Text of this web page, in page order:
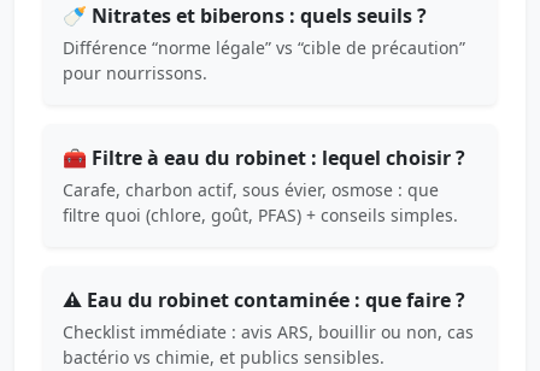
🍼 Nitrates et biberons : quels seuils ?
Différence “norme légale” vs “cible de précaution”
pour nourrissons.
🧰 Filtre à eau du robinet : lequel choisir ?
Carafe, charbon actif, sous évier, osmose : que
filtre quoi (chlore, goût, PFAS) + conseils simples.
⚠️ Eau du robinet contaminée : que faire ?
Checklist immédiate : avis ARS, bouillir ou non, cas
bactério vs chimie, et publics sensibles.